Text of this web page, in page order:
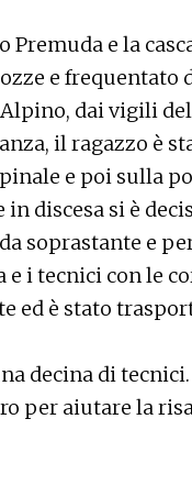
e la
e frequentato
dai vigili
il ragazzo è
e poi sulla
discesa si è
soprastante e
i tecnici con le
ed è stato
decina di
per aiutare la